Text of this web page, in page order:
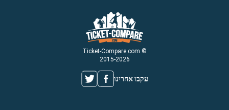
© Ticket-Compare.com
2015-2026
עקבו אחרינו